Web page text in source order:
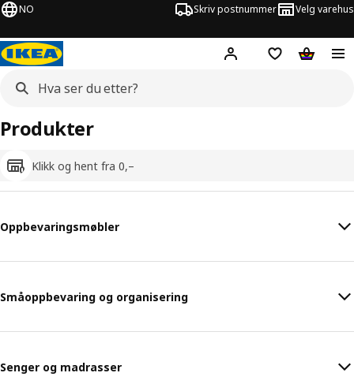
NO Skriv postnummer Velg varehus
Hej! Logg innHuskeliste
Klikk og hent fra 0,–
Produkter
Oppbevaringsmøbler
Småoppbevaring og organisering
Senger og madrasser